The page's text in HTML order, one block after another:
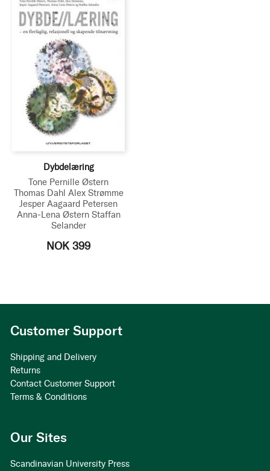
Dybdelæring
Tone Pernille Østern
Thomas Dahl Alex Strømme
Jesper Aagaard Petersen
Anna-Lena Østern Staffan
Selander
NOK 399
Customer Support
Shipping and Delivery
Returns
Contact Customer Support
Terms & Conditions
Our Sites
Scandinavian University Press